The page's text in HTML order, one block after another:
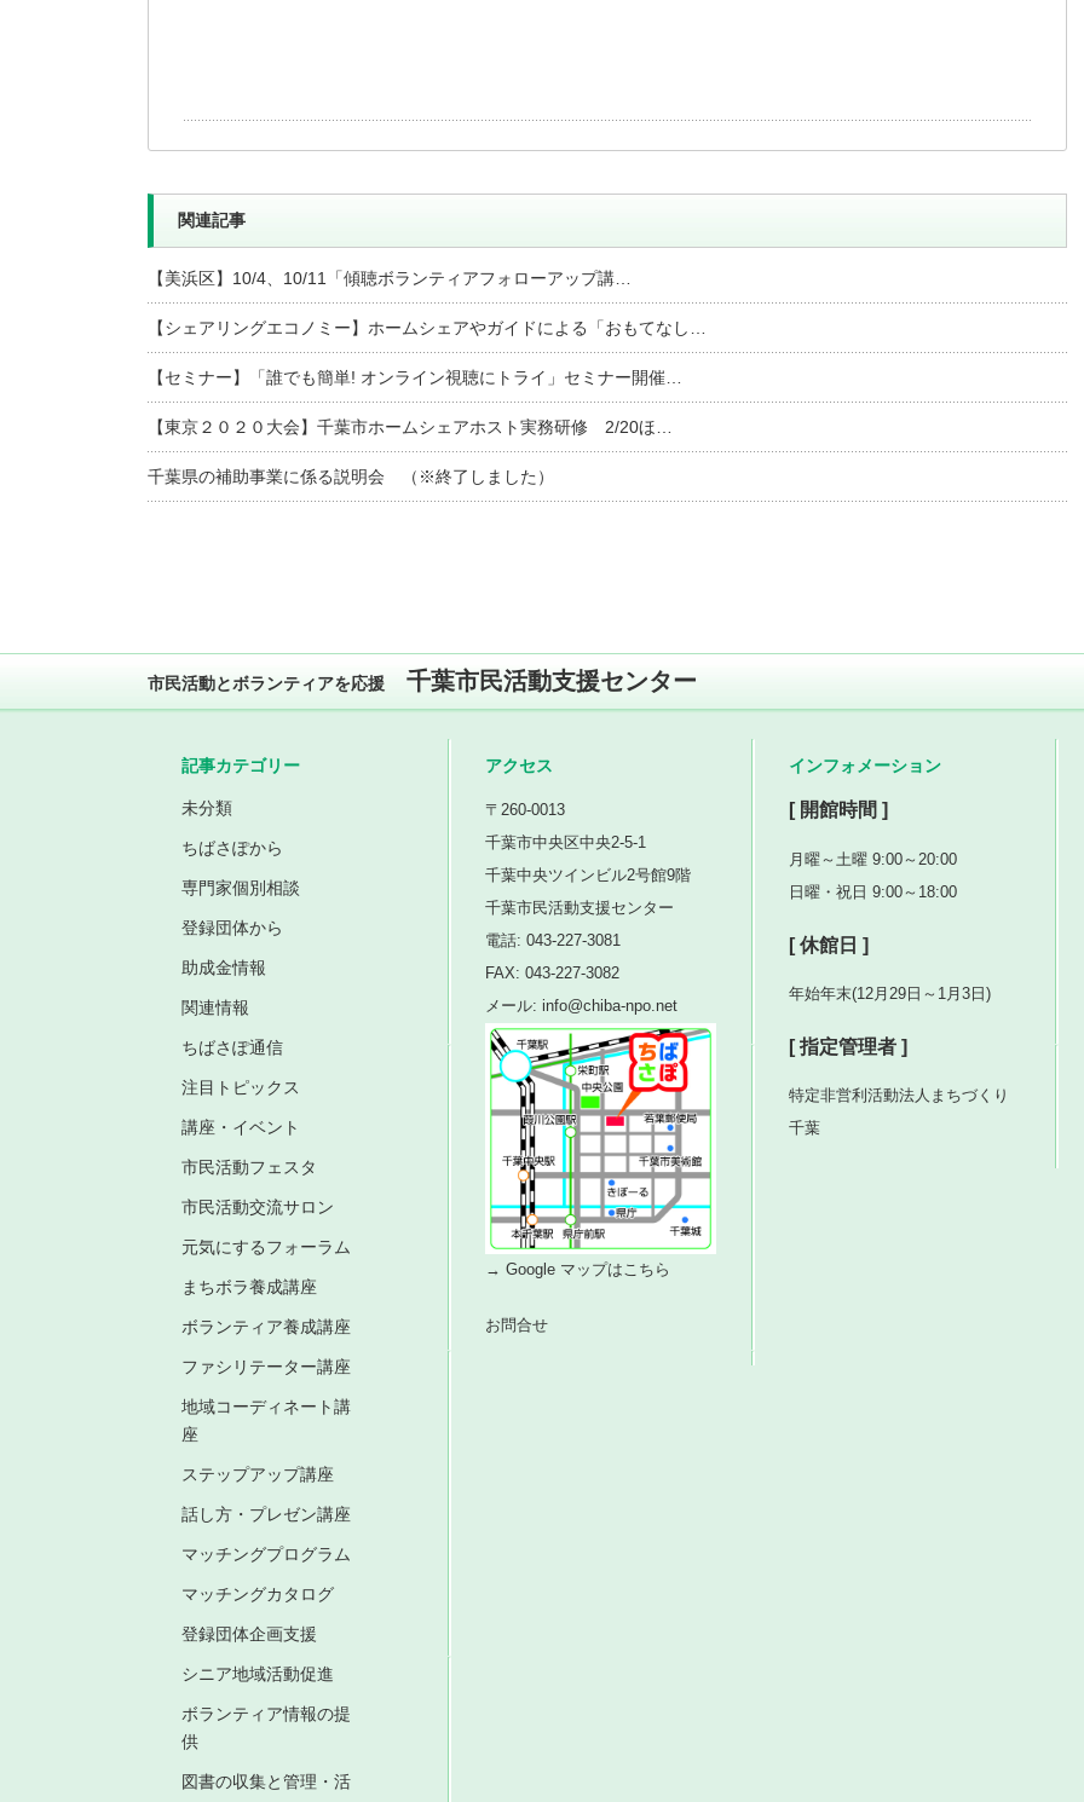
関連記事
【美浜区】10/4、10/11「傾聴ボランティアフォローアップ講…
【シェアリングエコノミー】ホームシェアやガイドによる「おもてなし…
【セミナー】「誰でも簡単! オンライン視聴にトライ」セミナー開催…
【東京２０２０大会】千葉市ホームシェアホスト実務研修 2/20ほ…
千葉県の補助事業に係る説明会 （※終了しました）
市民活動とボランティアを応援 千葉市民活動支援センター
記事カテゴリー
未分類
ちばさぽから
専門家個別相談
登録団体から
助成金情報
関連情報
ちばさぽ通信
注目トピックス
講座・イベント
市民活動フェスタ
市民活動交流サロン
元気にするフォーラム
まちボラ養成講座
ボランティア養成講座
ファシリテーター講座
地域コーディネート講
座
ステップアップ講座
話し方・プレゼン講座
マッチングプログラム
マッチングカタログ
登録団体企画支援
シニア地域活動促進
ボランティア情報の提
供
図書の収集と管理・活
アクセス
〒260-0013
千葉市中央区中央2-5-1
千葉中央ツインビル2号館9階
千葉市民活動支援センター
電話: 043-227-3081
FAX: 043-227-3082
メール: info@chiba-npo.net
→ Google マップはこちら
お問合せ
インフォメーション
[ 開館時間 ]
月曜～土曜 9:00～20:00
日曜・祝日 9:00～18:00
[ 休館日 ]
年始年末(12月29日～1月3日)
[ 指定管理者 ]
特定非営利活動法人まちづくり
千葉